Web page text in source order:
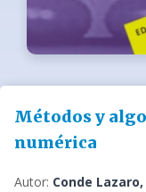
Métodos y
numérica
Autor: Conde